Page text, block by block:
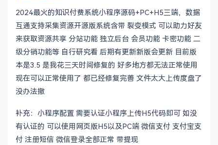
2024最火的知识付费系统小程序源码+PC+H5三端，数据
互通支持采集资源开源版系统含带 裂变模式 可以助力好友
来获取资源共享 分站功能 独立后台 会员功能 卡密功能 二
级分销功能等 自行研究看 后期有更新新版会更新 目前版
本是3.5 是我花三天时间修复的 好多地方都无法正常使用
现在可以正常使用了 都已经修复完善 文件太大上传度盘了
没办法撒
补充：小程序配置 需要认证小程序上传H5代码即可 如没
有认证的 可以使用网页版H5以及PC端 微信支付 支付宝支
付 注册短信 微信登录全部正常 带提现